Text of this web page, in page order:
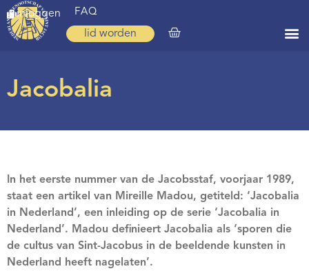
inloggen FAQ
lid worden
Zoeken
Spirituele reis
Ervaringen
Nieuws
Jacobalia
In het eerste nummer van de Jacobsstaf, voorjaar 1989,
staat een artikel van Mireille Madou, getiteld: ‘Jacobalia
in Nederland’, een inleiding op de serie ‘Jacobalia in
Nederland’. Madou definieert Jacobalia als ‘sporen die
de cultus van Sint-Jacobus in de beeldende kunsten in
Nederland heeft nagelaten’.